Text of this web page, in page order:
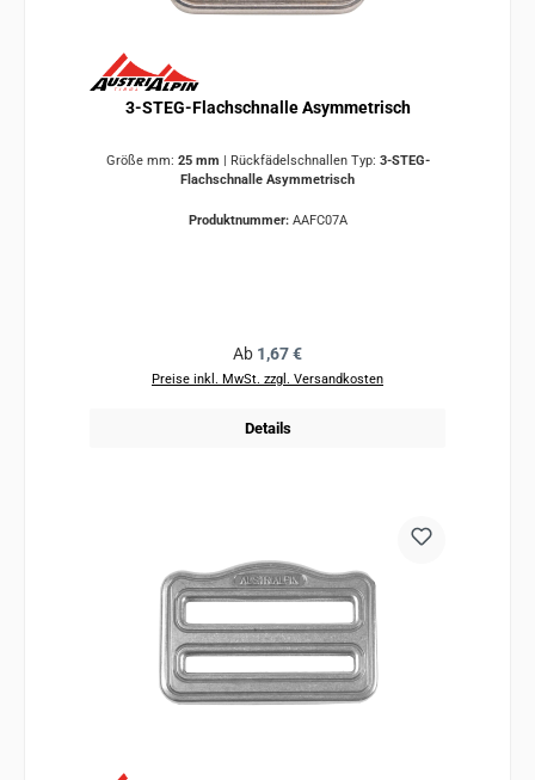
3-STEG-Flachschnalle Asymmetrisch
Größe mm: 25 mm Rückfädelschnallen Typ: 3-STEG-
Flachschnalle Asymmetrisch
Produktnummer: AAFC07A
Regulärer Preis:
Ab 1,67 €
Preise inkl. MwSt. zzgl. Versandkosten
Details